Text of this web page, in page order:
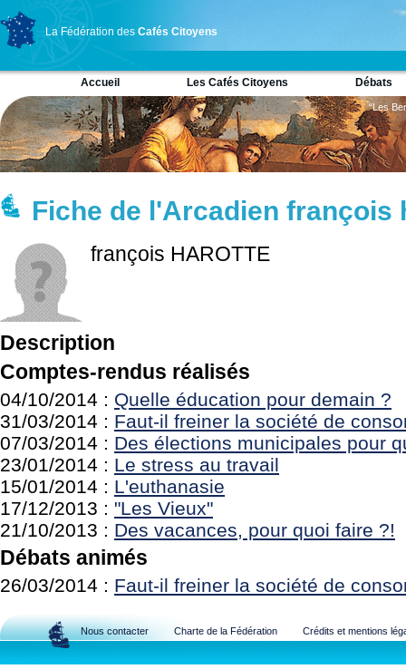
La Fédération des Cafés Citoyens
Accueil Les Cafés Citoyens Débats
“Les
Fiche de l'Arcadien françois
françois HAROTTE
Description
Comptes-rendus réalisés
04/10/2014 : Quelle éducation pour demain ?
31/03/2014 : Faut-il freiner la société de
07/03/2014 : Des élections municipales pour
23/01/2014 : Le stress au travail
15/01/2014 : L'euthanasie
17/12/2013 : "Les Vieux"
21/10/2013 : Des vacances, pour quoi faire ?!
Débats animés
26/03/2014 : Faut-il freiner la société de
Nous contacter Charte de la Fédération Crédits et mentions